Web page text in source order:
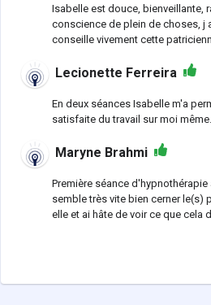
Isabelle est douce, bienveillante,
conscience de plein de choses, j
conseille vivement cette
Lecionette Ferreira
En deux séances Isabelle m'a
satisfaite du travail sur moi
Maryne Brahmi
Première séance
semble très vite bien cerner le(s)
elle et ai hâte de voir ce que cela